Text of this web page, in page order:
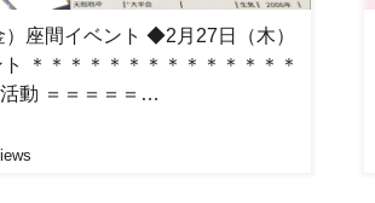
座間イベント ◆2月27日（木）
＊＊＊＊＊＊＊＊＊＊＊＊＊＊
動 ＝＝＝＝＝…